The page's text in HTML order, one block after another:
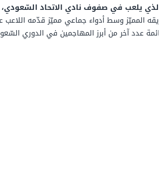
الذي يلعب في صفوف نادي الاتحاد السّعودي،
المميّز وسط أدواء جماعي مميّز قدّمه اللاعب
عدد آخر من أبرز المهاجمين في الدوري